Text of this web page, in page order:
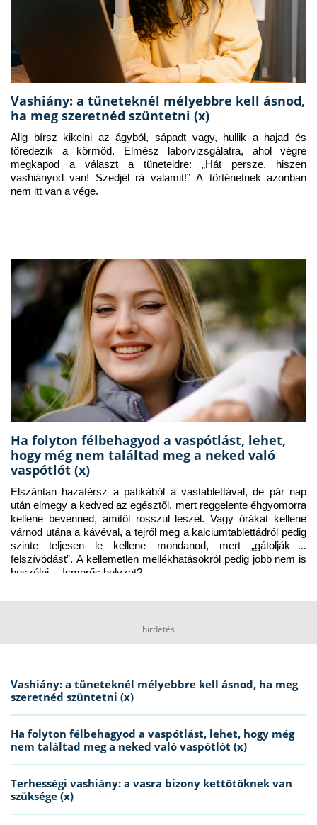
Vashiány: a tüneteknél mélyebbre kell ásnod,
ha meg szeretnéd szüntetni (x)
Alig bírsz kikelni az ágyból, sápadt vagy, hullik a hajad és
töredezik a körmöd. Elmész laborvizsgálatra, ahol végre
megkapod a választ a tüneteidre: „Hát persze, hiszen
vashiányod van! Szedjél rá valamit!” A történetnek azonban
nem itt van a vége.
Ha folyton félbehagyod a vaspótlást, lehet,
hogy még nem találtad meg a neked való
vaspótlót (x)
Elszántan hazatérsz a patikából a vastablettával, de pár nap
után elmegy a kedved az egésztől, mert reggelente éhgyomorra
kellene bevenned, amitől rosszul leszel. Vagy órákat kellene
várnod utána a kávéval, a tejről meg a kalciumtablettádról pedig
szinte teljesen le kellene mondanod, mert „gátolják a
felszívódást”. A kellemetlen mellékhatásokról pedig jobb nem is
beszélni… Ismerős helyzet?
hirdetés
Vashiány: a tüneteknél mélyebbre kell ásnod, ha meg
szeretnéd szüntetni (x)
Ha folyton félbehagyod a vaspótlást, lehet, hogy még
nem találtad meg a neked való vaspótlót (x)
Terhességi vashiány: a vasra bizony kettőtöknek van
szüksége (x)